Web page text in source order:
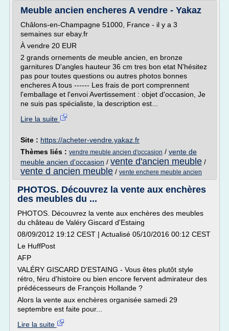
Meuble ancien encheres A vendre - Yakaz
Châlons-en-Champagne 51000, France - il y a 3
semaines sur ebay.fr
À vendre 20 EUR
2 grands ornements de meuble ancien, en bronze
garnitures D'angles hauteur 36 cm tres bon etat N'hésitez
pas pour toutes questions ou autres photos bonnes
encheres A tous ------ Les frais de port comprennent
l'emballage et l'envoi Avertissement : objet d'occasion, Je
ne suis pas spécialiste, la description est...
Lire la suite
Site : https://acheter-vendre.yakaz.fr
Thèmes liés : vendre meuble ancien d'occasion / vente de
meuble ancien d'occasion / vente d'ancien meuble /
vente d ancien meuble / vente enchere meuble ancien
PHOTOS. Découvrez la vente aux enchères
des meubles du ...
PHOTOS. Découvrez la vente aux enchères des meubles
du château de Valéry Giscard d'Estaing
08/09/2012 19:12 CEST | Actualisé 05/10/2016 00:12 CEST
Le HuffPost
AFP
VALÉRY GISCARD D'ESTAING - Vous êtes plutôt style
rétro, féru d'histoire ou bien encore fervent admirateur des
prédécesseurs de François Hollande ?
Alors la vente aux enchères organisée samedi 29
septembre est faite pour...
Lire la suite